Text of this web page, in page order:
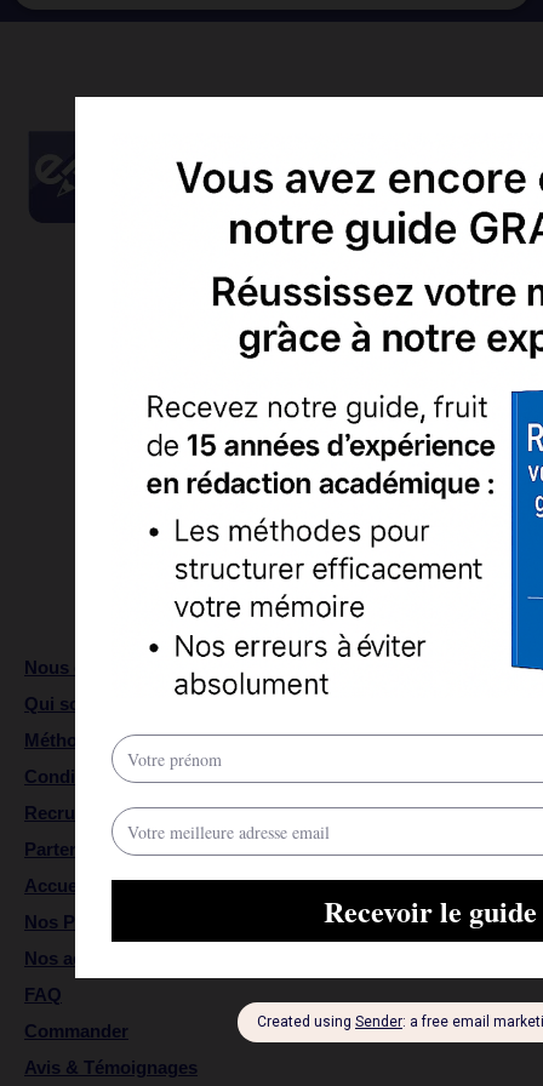
Tel:
01 76 21 83 83 (appel non surtaxé)
+ 33 1 76 21 83 83 (hors France métropolitaine)
Email:
contact@expertmemoire.com
Plan de site
Nous contacter
Qui sommes-nous
Méthodologie
Conditions générales de vente
Recrutement
Partenaires
Accueil
Nos Prix
Nos accompagnateurs de mémoire
FAQ
Commander
Avis & Témoignages